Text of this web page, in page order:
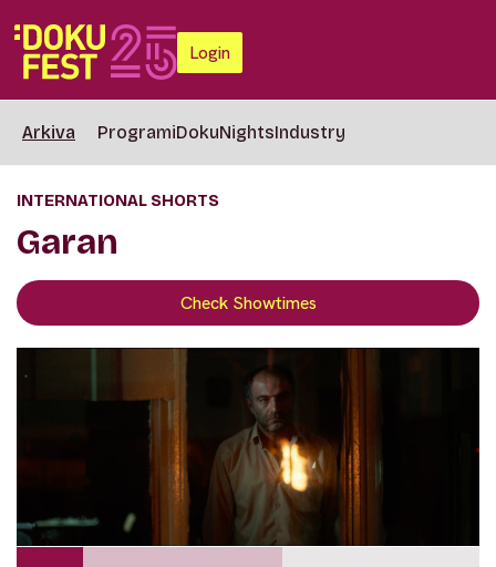
Login
Arkiva ProgramiDokuNightsIndustry
INTERNATIONAL SHORTS
Garan
Check Showtimes